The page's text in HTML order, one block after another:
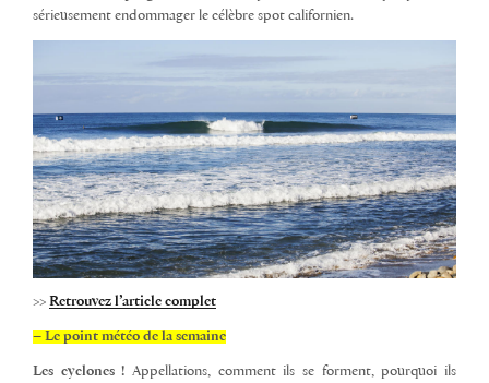
sérieusement endommager le célèbre spot californien.
>> Retrouvez l’article complet
– Le point météo de la semaine
Les cyclones ! Appellations, comment ils se forment, pourquoi ils